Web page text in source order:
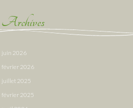
Archives
juin 2026
février 2026
juillet 2025
février 2025